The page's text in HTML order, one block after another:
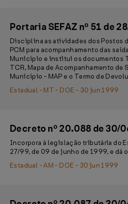
Portaria SEFAZ nº 51 de
Disciplina as atividades dos Postos
PCM para acompanhamento das
Município e institui os documentos
TCR, Mapa de Acompanhamento de
Município - MAP e o Termo de
Estadual - MT - DOE - 30 jun 1999
Decreto nº 20.088 de 30/
Incorpora à legislação tributária do
27/99, de 09 de junho de 1999, e dá
Estadual - AM - DOE - 30 jun 1999